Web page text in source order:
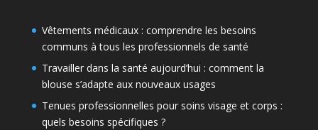
Vêtements médicaux : comprendre les besoins
communs à tous les professionnels de santé
Travailler dans la santé aujourd’hui : comment la
blouse s’adapte aux nouveaux usages
Tenues professionnelles pour soins visage et corps :
quels besoins spécifiques ?